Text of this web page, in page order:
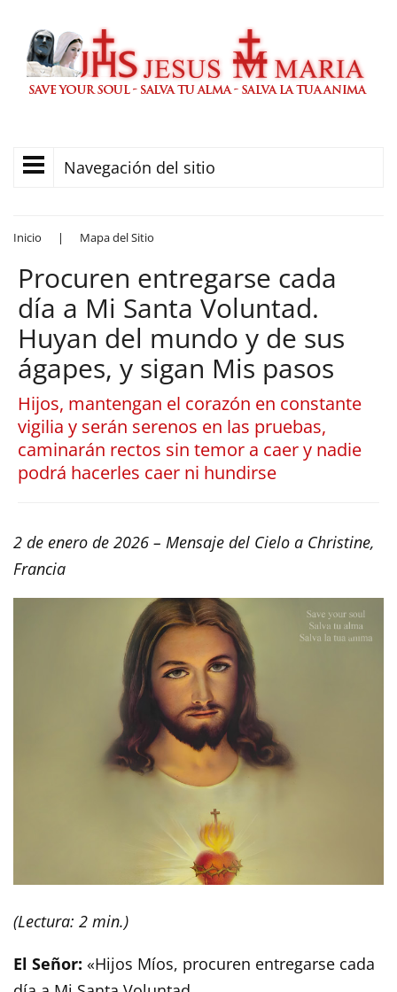
Navegación del sitio
Inicio | Mapa del Sitio
Procuren entregarse cada
día a Mi Santa Voluntad.
Huyan del mundo y de sus
ágapes, y sigan Mis pasos
Hijos, mantengan el corazón en constante
vigilia y serán serenos en las pruebas,
caminarán rectos sin temor a caer y nadie
podrá hacerles caer ni hundirse
2 de enero de 2026 – Mensaje del Cielo a Christine,
Francia
(Lectura: 2 min.)
El Señor: «Hijos Míos, procuren entregarse cada